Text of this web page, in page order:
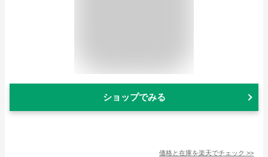
ショップでみる
価格と在庫を楽天でチェック >>